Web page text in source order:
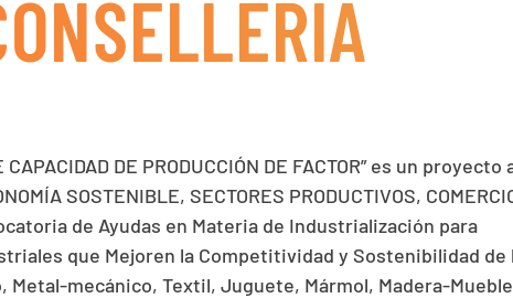
DE PRODUCCIÓN DE FACTOR” es un proyecto
SOSTENIBLE, SECTORES PRODUCTIVOS,
de Ayudas en Materia de Industrialización para
que Mejoren la Competitividad y Sostenibilidad de
Metal-mecánico, Textil, Juguete, Mármol, Madera-